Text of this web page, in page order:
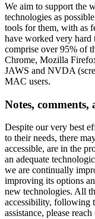
We aim to support the
technologies as
tools for them, with as
have worked very hard
comprise over 95% of
Chrome, Mozilla
JAWS and NVDA
MAC users.
Notes, comments,
Despite our very best
to their needs, there
accessible, are in the
an adequate
we are continually
improving its options
new technologies. All
accessibility, following
assistance, please